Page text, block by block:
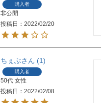
購入者
非公開
投稿日
2022/02/20
ちぇぶ 1
購入者
50代 女性
投稿日
2022/02/08